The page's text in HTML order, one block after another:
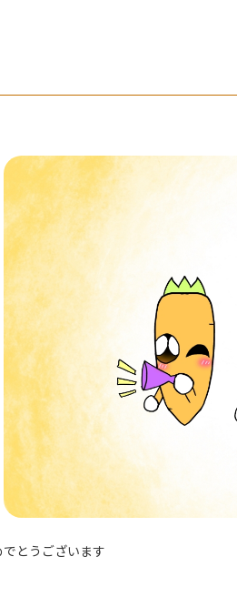
とうございます